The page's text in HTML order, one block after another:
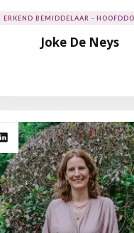
ERKEND BEMIDDELAAR -
Joke De Neys